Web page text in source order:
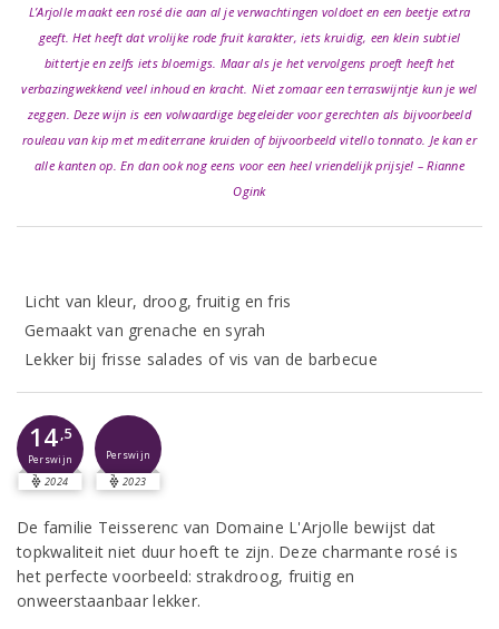
L’Arjolle maakt een rosé die aan al je verwachtingen voldoet en een beetje extra
geeft. Het heeft dat vrolijke rode fruit karakter, iets kruidig, een klein subtiel
bittertje en zelfs iets bloemigs. Maar als je het vervolgens proeft heeft het
verbazingwekkend veel inhoud en kracht. Niet zomaar een terraswijntje kun je wel
zeggen. Deze wijn is een volwaardige begeleider voor gerechten als bijvoorbeeld
rouleau van kip met mediterrane kruiden of bijvoorbeeld vitello tonnato. Je kan er
alle kanten op. En dan ook nog eens voor een heel vriendelijk prijsje! – Rianne
Ogink
Licht van kleur, droog, fruitig en fris
Gemaakt van grenache en syrah
Lekker bij frisse salades of vis van de barbecue
14,5
Perswijn
2024
Perswijn
2023
De familie Teisserenc van Domaine L'Arjolle bewijst dat
topkwaliteit niet duur hoeft te zijn. Deze charmante rosé is
het perfecte voorbeeld: strakdroog, fruitig en
onweerstaanbaar lekker.